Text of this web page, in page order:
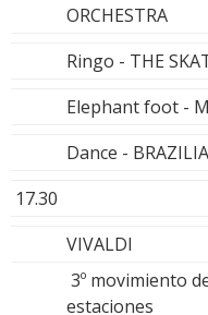
ORCHESTRA
Ringo - THE
Elephant foot -
Dance -
17.30
VIVALDI
3º movimiento
estaciones